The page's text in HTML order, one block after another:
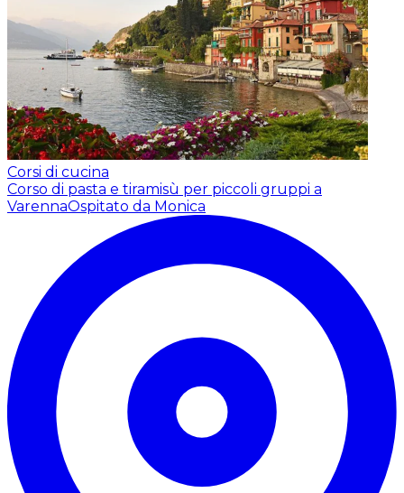
Corsi di cucina
Corso di pasta e tiramisù per piccoli gruppi a
VarennaOspitato da Monica